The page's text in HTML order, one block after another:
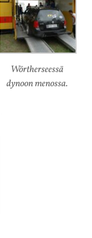
Wörtherseessä
dynoon menossa.